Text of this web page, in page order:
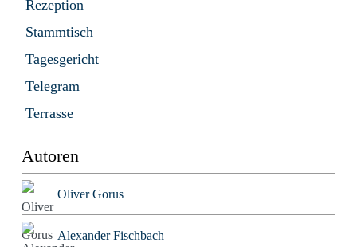
Rezeption
Stammtisch
Tagesgericht
Telegram
Terrasse
Autoren
Oliver Gorus
Alexander Fischbach